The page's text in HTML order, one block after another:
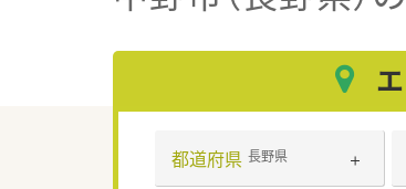
都道府県 長野県